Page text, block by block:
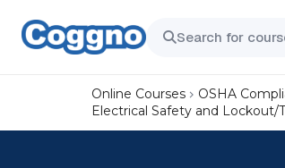
Online Courses OSHA
Electrical Safety and Lockout/